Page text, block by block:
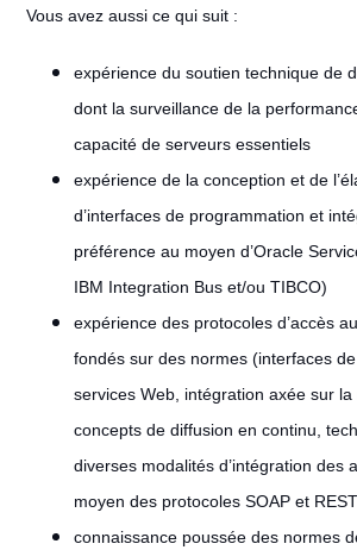
Vous avez aussi ce qui suit :
expérience du soutien technique de
dont la surveillance de la
capacité de serveurs essentiels
expérience de la conception et de
d’interfaces de programmation et
préférence au moyen d’Oracle
IBM Integration Bus et/ou TIBCO)
expérience des protocoles d’accès
fondés sur des normes (interfaces
services Web, intégration axée sur
concepts de diffusion en continu,
diverses modalités d’intégration des
moyen des protocoles SOAP et
connaissance poussée des normes